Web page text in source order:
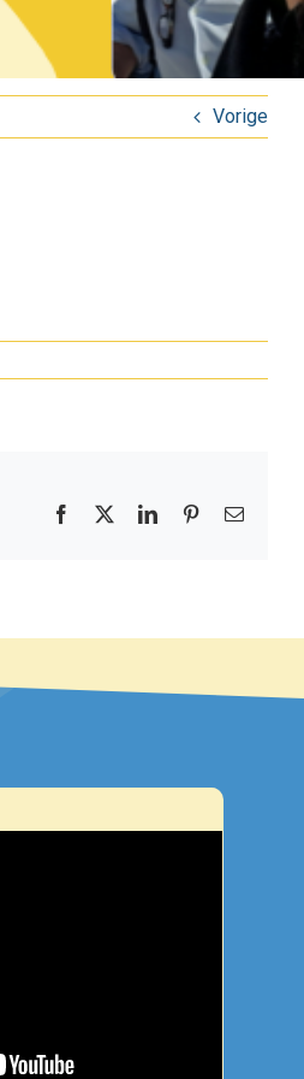
Vorige
Facebook LinkedInPinterest
E-